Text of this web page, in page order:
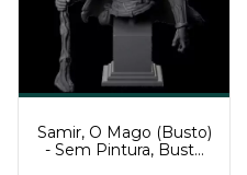
Samir, O Mago (Busto)
- Sem Pintura, Busto